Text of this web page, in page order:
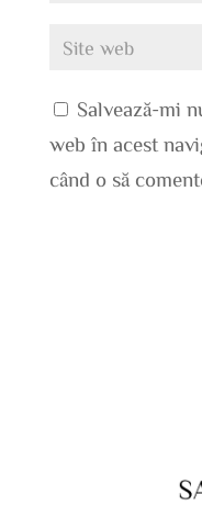
Salvează-mi
web în acest
când o să